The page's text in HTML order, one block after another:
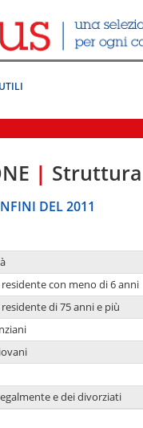
|
DEL 2011
con meno di 6 anni
di 75 anni e più
e dei divorziati